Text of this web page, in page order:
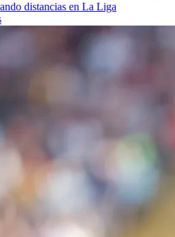
distancias en La Liga